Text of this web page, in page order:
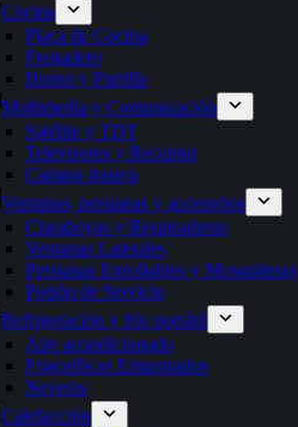
Cocina
Placa de Cocina
Fregadero
Horno y Parrilla
Multimedia y Comunicación
Satélite y TDT
Televisores y Receptor
Camara trasera
Ventanas, persianas y accesorios
Claraboyas y Respiraderos
Ventanas Laterales
Persianas Enrollables y Mosquiteras
Portón de Servicio
Refrigeración y frío portátil
Aire acondicionado
Frigoríficos Empotrados
Neveras
Calefacción